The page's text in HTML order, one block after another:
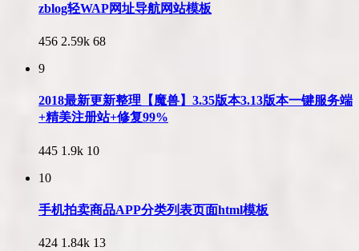
zblog轻WAP网址导航网站模板
456 2.59k 68
9
2018最新更新整理【魔兽】3.35版本3.13版本一键服务端
+精美注册站+修复99%
445 1.9k 10
10
手机拍卖商品APP分类列表页面html模板
424 1.84k 13